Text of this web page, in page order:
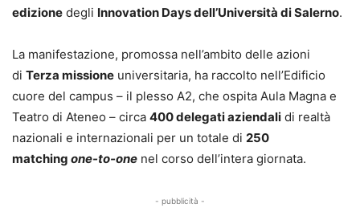
edizione degli Innovation Days dell’Università di Salerno.
La manifestazione, promossa nell’ambito delle azioni
di Terza missione universitaria, ha raccolto nell’Edificio
cuore del campus – il plesso A2, che ospita Aula Magna e
Teatro di Ateneo – circa 400 delegati aziendali di realtà
nazionali e internazionali per un totale di 250
matching one-to-one nel corso dell’intera giornata.
- pubblicità -